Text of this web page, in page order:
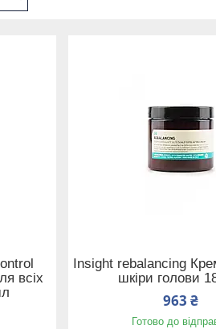
всіх
Insight rebalancing
шкіри голови
963 ₴
Готово до